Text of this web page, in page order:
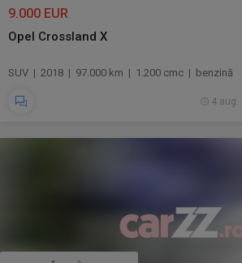
9.000 EUR
Opel Crossland X
SUV | 2018 | 97.000 km | 1.200 cmc | benzină
4 aug.